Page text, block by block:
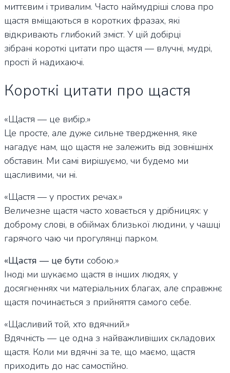
миттєвим і тривалим. Часто наймудріші слова про
щастя вміщаються в коротких фразах, які
відкривають глибокий зміст. У цій добірці
зібрані короткі цитати про щастя — влучні, мудрі,
прості й надихаючі.
Короткі цитати про щастя
«Щастя — це вибір.»
Це просте, але дуже сильне твердження, яке
нагадує нам, що щастя не залежить від зовнішніх
обставин. Ми самі вирішуємо, чи будемо ми
щасливими, чи ні.
«Щастя — у простих речах.»
Величезне щастя часто ховається у дрібницях: у
доброму слові, в обіймах близької людини, у чашці
гарячого чаю чи прогулянці парком.
«Щастя — це бути собою.»
Іноді ми шукаємо щастя в інших людях, у
досягненнях чи матеріальних благах, але справжнє
щастя починається з прийняття самого себе.
«Щасливий той, хто вдячний.»
Вдячність — це одна з найважливіших складових
щастя. Коли ми вдячні за те, що маємо, щастя
приходить до нас самостійно.